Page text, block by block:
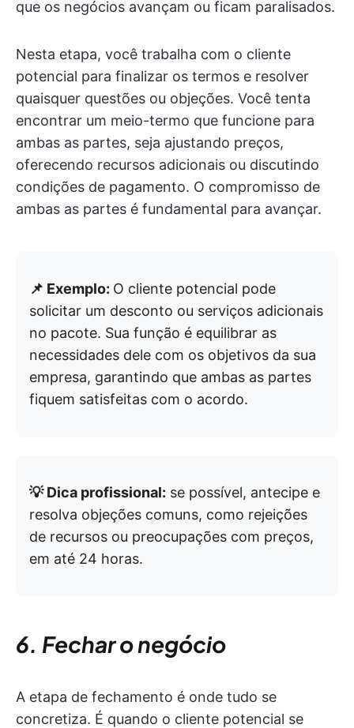
que os negócios avançam ou ficam paralisados.
Nesta etapa, você trabalha com o cliente
potencial para finalizar os termos e resolver
quaisquer questões ou objeções. Você tenta
encontrar um meio-termo que funcione para
ambas as partes, seja ajustando preços,
oferecendo recursos adicionais ou discutindo
condições de pagamento. O compromisso de
ambas as partes é fundamental para avançar.
📌 Exemplo: O cliente potencial pode
solicitar um desconto ou serviços adicionais
no pacote. Sua função é equilibrar as
necessidades dele com os objetivos da sua
empresa, garantindo que ambas as partes
fiquem satisfeitas com o acordo.
💡 Dica profissional: se possível, antecipe e
resolva objeções comuns, como rejeições
de recursos ou preocupações com preços,
em até 24 horas.
6. Fechar o negócio
A etapa de fechamento é onde tudo se
concretiza. É quando o cliente potencial se